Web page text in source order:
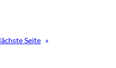
Seite »